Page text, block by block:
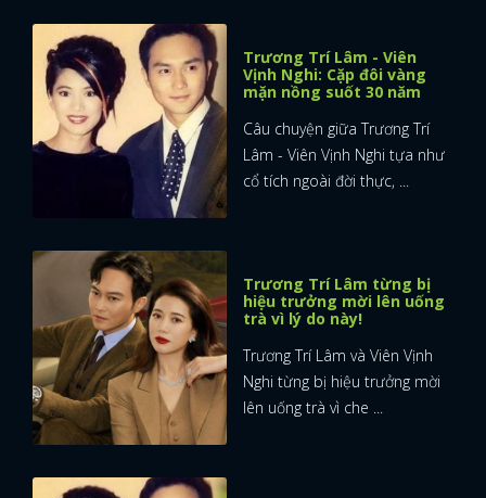
FACEBOOK
Trương Trí Lâm - Viên
Vịnh Nghi: Cặp đôi vàng
mặn nồng suốt 30 năm
Câu chuyện giữa Trương Trí
Lâm - Viên Vịnh Nghi tựa như
cổ tích ngoài đời thực, ...
Trương Trí Lâm từng bị
hiệu trưởng mời lên uống
trà vì lý do này!
Trương Trí Lâm và Viên Vịnh
Nghi từng bị hiệu trưởng mời
lên uống trà vì che ...